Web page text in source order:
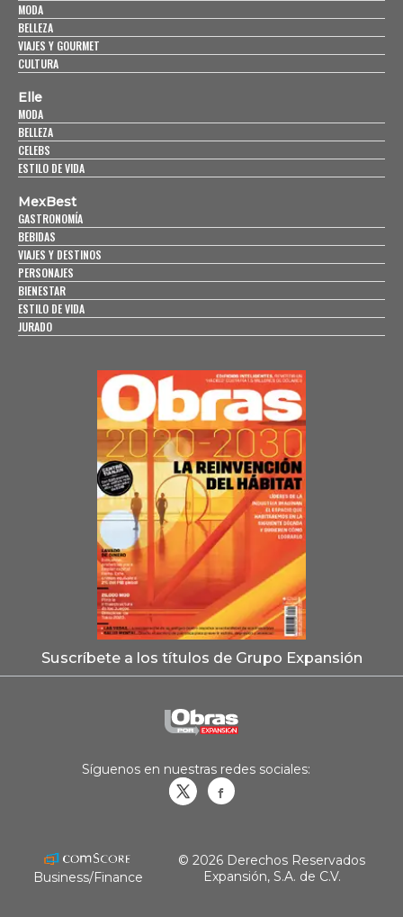
MODA
BELLEZA
VIAJES Y GOURMET
CULTURA
Elle
MODA
BELLEZA
CELEBS
ESTILO DE VIDA
MexBest
GASTRONOMÍA
BEBIDAS
VIAJES Y DESTINOS
PERSONAJES
BIENESTAR
ESTILO DE VIDA
JURADO
Suscríbete a los títulos de Grupo Expansión
Síguenos en nuestras redes sociales:
Business/Finance
© 2026 Derechos Reservados
Expansión, S.A. de C.V.